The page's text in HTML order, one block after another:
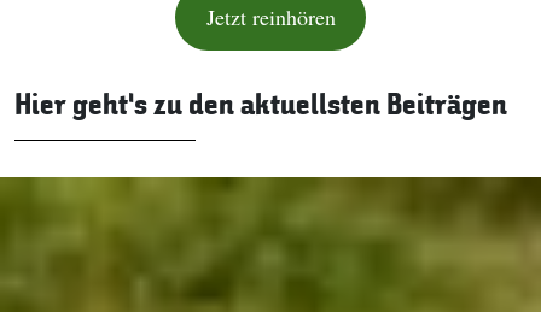
Jetzt reinhören
Hier geht’s zu den aktuellsten Beiträgen